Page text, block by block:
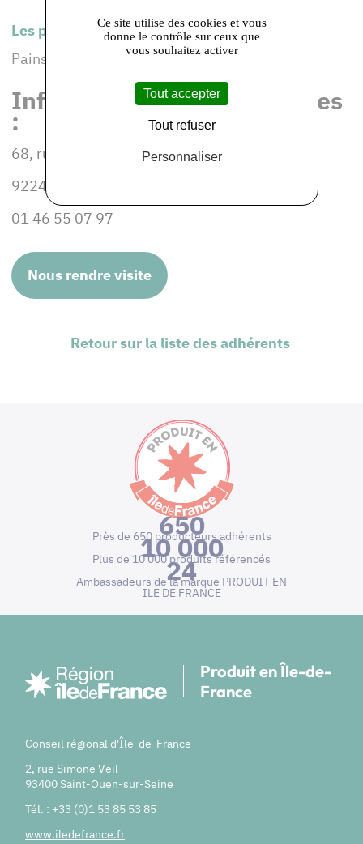
Les produits de cet adhérent :
Pains, Viennoiseries, Galettes
Informations et coordonnées
:
68, rue Paul Vaillant Couturier
92240 MALAKOFF
01 46 55 07 97
Nous rendre visite
Retour sur la liste des adhérents
650
Près de 650 producteurs adhérents
10 000
Plus de 10 000 produits référencés
24
Ambassadeurs de la marque PRODUIT EN
ILE DE FRANCE
Produit en Île-de-
France
Conseil régional d'Île-de-France
2, rue Simone Veil
93400 Saint-Ouen-sur-Seine
Tél. : +33 (0)1 53 85 53 85
www.iledefrance.fr
Ce site utilise des cookies et vous
donne le contrôle sur ceux que
vous souhaitez activer
Tout accepter
Tout refuser
Personnaliser